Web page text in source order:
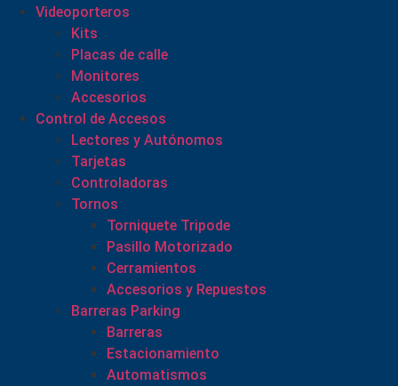
Videoporteros
Kits
Placas de calle
Monitores
Accesorios
Control de Accesos
Lectores y Autónomos
Tarjetas
Controladoras
Tornos
Torniquete Tripode
Pasillo Motorizado
Cerramientos
Accesorios y Repuestos
Barreras Parking
Barreras
Estacionamiento
Automatismos